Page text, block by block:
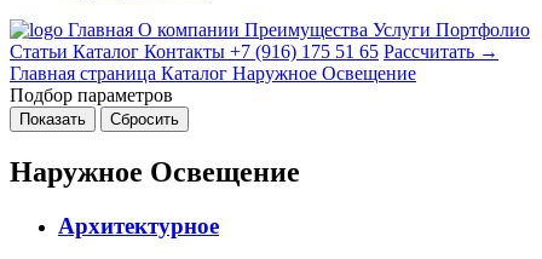
Главная О компании Преимущества Услуги Портфолио
Статьи Каталог Контакты +7 (916) 175 51 65 Рассчитать →
Главная страница Каталог Наружное Освещение
Подбор параметров
Наружное Освещение
Архитектурное